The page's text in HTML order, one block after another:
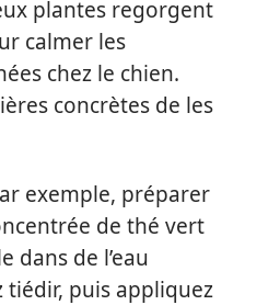
plantes regorgent
calmer les
chez le chien.
concrètes de les
exemple, préparer
de thé vert
dans de l’eau
tiédir, puis appliquez